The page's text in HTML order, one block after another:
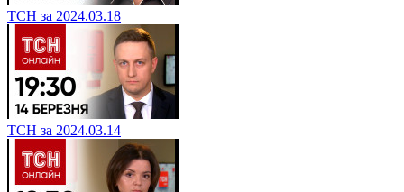
ТСН за 2024.03.18
ТСН за 2024.03.14